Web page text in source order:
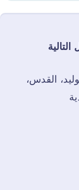
القدس،